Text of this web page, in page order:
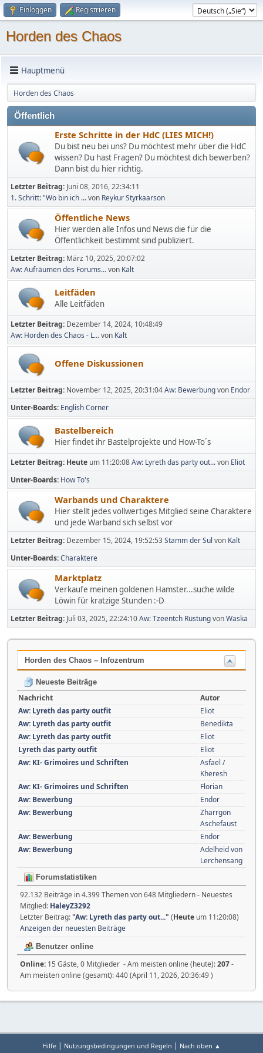
Einloggen Registrieren
Horden des Chaos
Hauptmenü
Horden des Chaos
Öffentlich
Erste Schritte in der HdC (LIES MICH!)
Du bist neu bei uns? Du möchtest mehr über die HdC
wissen? Du hast Fragen? Du möchtest dich bewerben?
Dann bist du hier richtig.
Letzter Beitrag: Juni 08, 2016, 22:34:11
1. Schritt: "Wo bin ich ...von Reykur Styrkaarson
Öffentliche News
Hier werden alle Infos und News die für die
Öffentlichkeit bestimmt sind publiziert.
Letzter Beitrag: März 10, 2025, 20:07:02
Aw: Aufräumen des Forums...von Kalt
Leitfäden
Alle Leitfäden
Letzter Beitrag: Dezember 14, 2024, 10:48:49
Aw: Horden des Chaos - L...von Kalt
Offene Diskussionen
Letzter Beitrag: November 12, 2025, 20:31:04Aw: Bewerbungvon Endor
Unter-Boards English Corner
Bastelbereich
Hier findet ihr Bastelprojekte und How-To´s
Letzter Beitrag: Heute um 11:20:08Aw: Lyreth das party out...von Eliot
Unter-Boards How To's
Warbands und Charaktere
Hier stellt jedes vollwertiges Mitglied seine Charaktere
und jede Warband sich selbst vor
Letzter Beitrag: Dezember 15, 2024, 19:52:53Stamm der Sul von Kalt
Unter-Boards Charaktere
Marktplatz
Verkaufe meinen goldenen Hamster...suche wilde
Löwin für kratzige Stunden :-D
Letzter Beitrag: Juli 03, 2025, 22:24:10Aw: Tzeentch RüstungvonWaska
Horden des Chaos – Infozentrum
Neueste Beiträge
Nachricht
Autor
Aw: Lyreth das party outfit
Eliot
Aw: Lyreth das party outfit
Benedikta
Aw: Lyreth das party outfit
Eliot
Lyreth das party outfit
Eliot
Aw: KI- Grimoires und Schriften
Asfael /
Kheresh
Aw: KI- Grimoires und Schriften
Florian
Aw: Bewerbung
Endor
Aw: Bewerbung
Zharrgon
Aschefaust
Aw: Bewerbung
Endor
Aw: Bewerbung
Adelheid von
Lerchensang
Forumstatistiken
92.132 Beiträge in 4.399 Themen von 648 Mitgliedern - Neuestes
Mitglied: HaleyZ3292
Letzter Beitrag:"Aw: Lyreth das party out..." (Heute um 11:20:08)
Anzeigen der neuesten Beiträge
Benutzer online
Online: 15 Gäste, 0 Mitglieder - Am meisten online (heute):207-
Am meisten online (gesamt): 440 (April 11, 2026, 20:36:49 )
Hilfe | Nutzungsbedingungen und Regeln | Nach oben ▲